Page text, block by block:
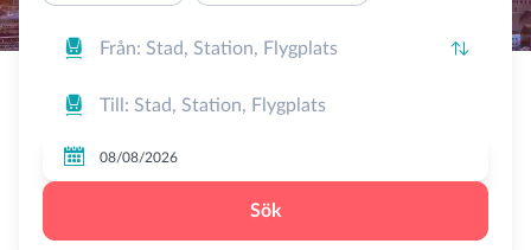
 


Sök